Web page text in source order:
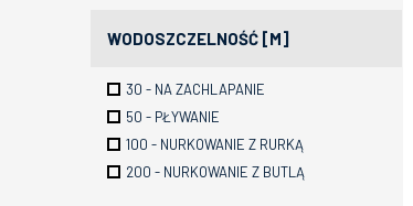
WODOSZCZELNOŚĆ [M]
30 - NA ZACHLAPANIE
50 - PŁYWANIE
100 - NURKOWANIE Z RURKĄ
200 - NURKOWANIE Z BUTLĄ